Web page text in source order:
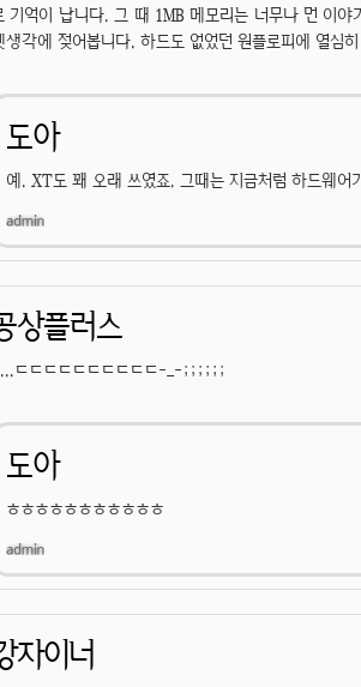
기억이 납니다. 그 때 1MB 메모리는 너무나 먼 이
생각에 젖어봅니다. 하드도 없었던 원플로피에 열심
도아
예. XT도 꽤 오래 쓰였죠. 그때는 지금처럼 하드웨
상플러스
ㄷㄷㄷㄷㄷㄷㄷㄷㄷㄷ-_-;;;;;;
도아
ㅎㅎㅎㅎㅎㅎㅎㅎㅎㅎㅎ
자이너